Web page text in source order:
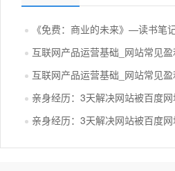
《免费：商业的未来》—读书笔
互联网产品运营基础_网站常见盈
互联网产品运营基础_网站常见盈
亲身经历：3天解决网站被百度
亲身经历：3天解决网站被百度